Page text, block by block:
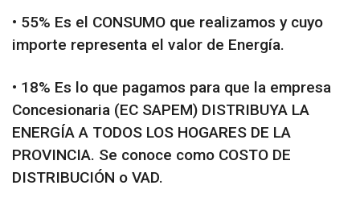
• 55% Es el CONSUMO que realizamos y cuyo
importe representa el valor de Energía.
• 18% Es lo que pagamos para que la empresa
Concesionaria (EC SAPEM) DISTRIBUYA LA
ENERGÍA A TODOS LOS HOGARES DE LA
PROVINCIA. Se conoce como COSTO DE
DISTRIBUCIÓN o VAD.